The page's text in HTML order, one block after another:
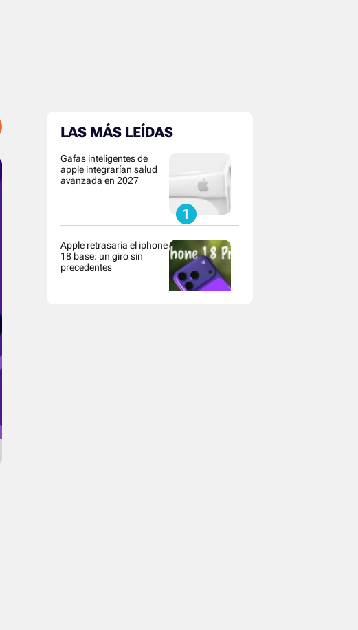
LAS MÁS LEÍDAS
Gafas inteligentes de
apple integrarían salud
avanzada en 2027
Apple retrasaría el iphone
18 base: un giro sin
precedentes